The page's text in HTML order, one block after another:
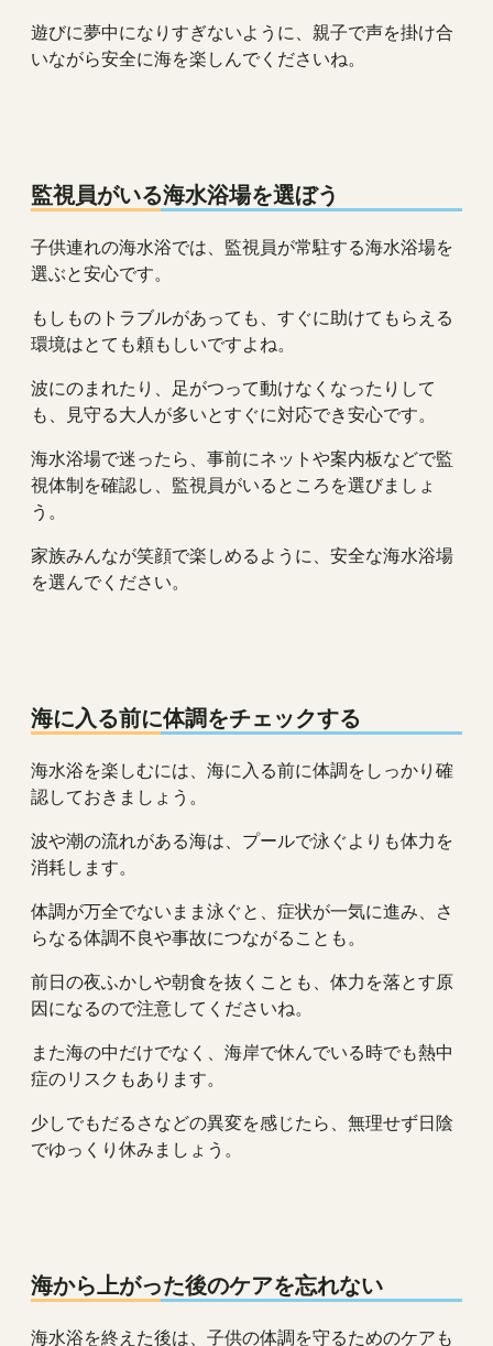
遊びに夢中になりすぎないように、親子で声を掛け合
いながら安全に海を楽しんでくださいね。
監視員がいる海水浴場を選ぼう
子供連れの海水浴では、監視員が常駐する海水浴場を
選ぶと安心です。
もしものトラブルがあっても、すぐに助けてもらえる
環境はとても頼もしいですよね。
波にのまれたり、足がつって動けなくなったりして
も、見守る大人が多いとすぐに対応でき安心です。
海水浴場で迷ったら、事前にネットや案内板などで監
視体制を確認し、監視員がいるところを選びましょ
う。
家族みんなが笑顔で楽しめるように、安全な海水浴場
を選んでください。
海に入る前に体調をチェックする
海水浴を楽しむには、海に入る前に体調をしっかり確
認しておきましょう。
波や潮の流れがある海は、プールで泳ぐよりも体力を
消耗します。
体調が万全でないまま泳ぐと、症状が一気に進み、さ
らなる体調不良や事故につながることも。
前日の夜ふかしや朝食を抜くことも、体力を落とす原
因になるので注意してくださいね。
また海の中だけでなく、海岸で休んでいる時でも熱中
症のリスクもあります。
少しでもだるさなどの異変を感じたら、無理せず日陰
でゆっくり休みましょう。
海から上がった後のケアを忘れない
海水浴を終えた後は、子供の体調を守るためのケアも